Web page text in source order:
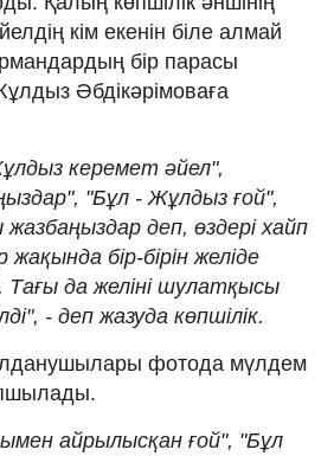
кім екенін біле алмай
бір парасы
Әбдікәрімоваға
керемет әйел",
"Бұл - Жұлдыз ғой",
жазбаңыздар деп, өздері хайп
бір-бірін желіде
Тағы да желіні шулатқысы
- деп жазуда көпшілік.
фотода мүлдем
айрылысқан ғой", "Бұл